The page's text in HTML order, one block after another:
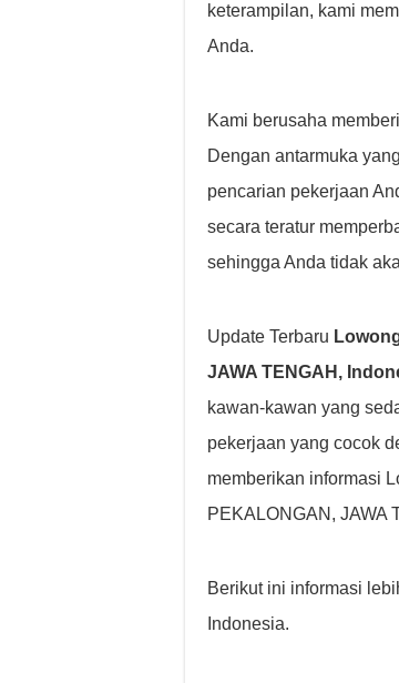
keterampilan, kami
Anda.
Kami berusaha
Dengan antarmuka
pencarian pekerjaan
secara teratur
sehingga Anda tidak
Update Terbaru
JAWA TENGAH,
kawan-kawan yang
pekerjaan yang cocok
memberikan informasi
PEKALONGAN, JAWA
Berikut ini informasi
Indonesia.